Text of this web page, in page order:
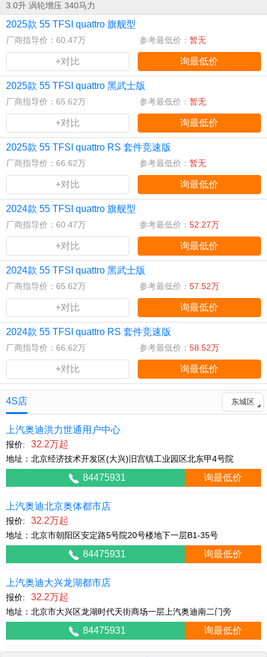
3.0升 涡轮增压 340马力
2025款 55 TFSI quattro 旗舰型
厂商指导价：60.47万 参考最低价： 暂无
+对比 询最低价
2025款 55 TFSI quattro 黑武士版
厂商指导价：65.62万 参考最低价： 暂无
+对比 询最低价
2025款 55 TFSI quattro RS 套件竞速版
厂商指导价：66.62万 参考最低价： 暂无
+对比 询最低价
2024款 55 TFSI quattro 旗舰型
厂商指导价：60.47万 参考最低价： 52.27万
+对比 询最低价
2024款 55 TFSI quattro 黑武士版
厂商指导价：65.62万 参考最低价： 57.52万
+对比 询最低价
2024款 55 TFSI quattro RS 套件竞速版
厂商指导价：66.62万 参考最低价： 58.52万
+对比 询最低价
4S店 东城区
上汽奥迪洪力世通用户中心
报价: 32.2万起
地址：北京经济技术开发区(大兴)旧宫镇工业园区北东甲4号院
84475931 询最低价
上汽奥迪北京奥体都市店
报价: 32.2万起
地址：北京市朝阳区安定路5号院20号楼地下一层B1-35号
84475931 询最低价
上汽奥迪大兴龙湖都市店
报价: 32.2万起
地址：北京市大兴区龙湖时代天街商场一层上汽奥迪南二门旁
84475931 询最低价